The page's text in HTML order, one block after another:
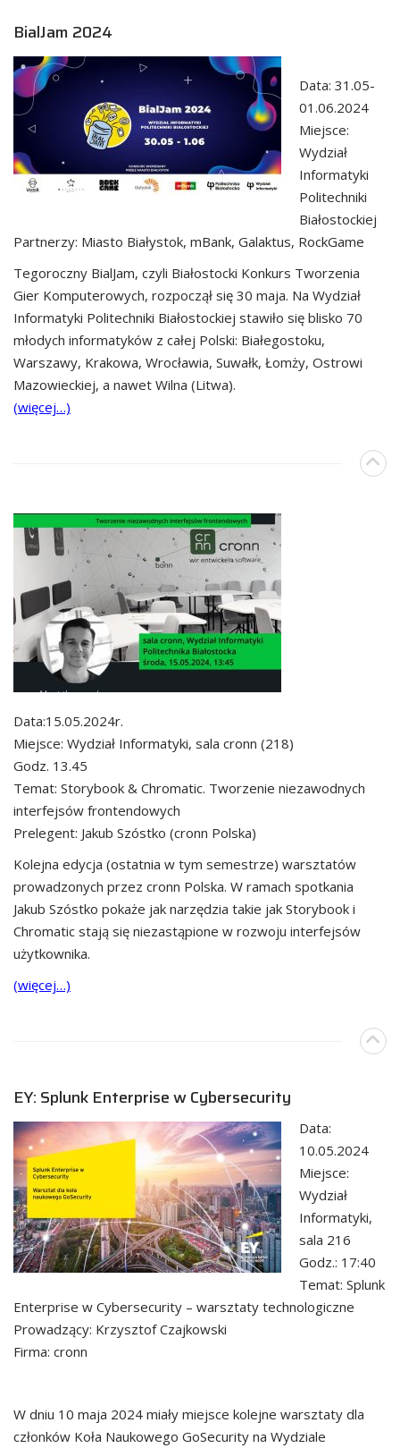
BialJam 2024
Data: 31.05-
01.06.2024
Miejsce:
Wydział
Informatyki
Politechniki
Białostockiej
Partnerzy: Miasto Białystok, mBank, Galaktus, RockGame
Tegoroczny BialJam, czyli Białostocki Konkurs Tworzenia
Gier Komputerowych, rozpoczął się 30 maja. Na Wydział
Informatyki Politechniki Białostockiej stawiło się blisko 70
młodych informatyków z całej Polski: Białegostoku,
Warszawy, Krakowa, Wrocławia, Suwałk, Łomży, Ostrowi
Mazowieckiej, a nawet Wilna (Litwa).
(więcej…)
Data:15.05.2024r.
Miejsce: Wydział Informatyki, sala cronn (218)
Godz. 13.45
Temat: Storybook & Chromatic. Tworzenie niezawodnych
interfejsów frontendowych
Prelegent: Jakub Szóstko (cronn Polska)
Kolejna edycja (ostatnia w tym semestrze) warsztatów
prowadzonych przez cronn Polska. W ramach spotkania
Jakub Szóstko pokaże jak narzędzia takie jak Storybook i
Chromatic stają się niezastąpione w rozwoju interfejsów
użytkownika.
(więcej…)
EY: Splunk Enterprise w Cybersecurity
Data:
10.05.2024
Miejsce:
Wydział
Informatyki,
sala 216
Godz.: 17:40
Temat: Splunk
Enterprise w Cybersecurity – warsztaty technologiczne
Prowadzący: Krzysztof Czajkowski
Firma: cronn
W dniu 10 maja 2024 miały miejsce kolejne warsztaty dla
członków Koła Naukowego GoSecurity na Wydziale